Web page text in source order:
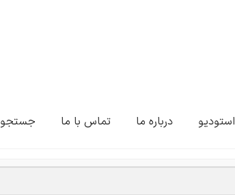
استودیو درباره ما تماس با ما جستجو